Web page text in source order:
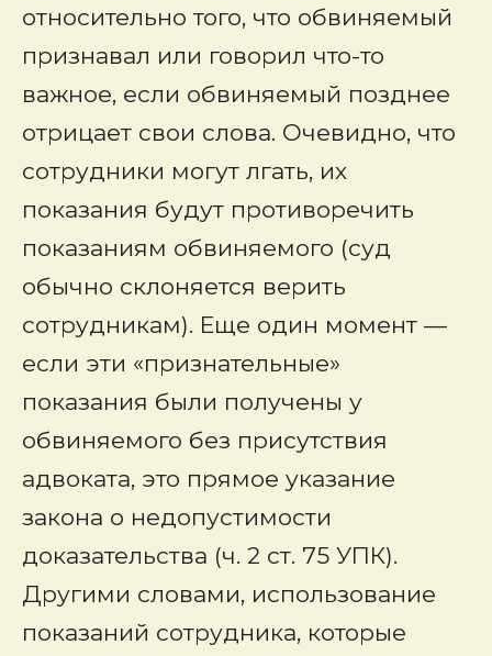
относительно того, что обвиняемый
признавал или говорил что-то
важное, если обвиняемый позднее
отрицает свои слова. Очевидно, что
сотрудники могут лгать, их
показания будут противоречить
показаниям обвиняемого (суд
обычно склоняется верить
сотрудникам). Еще один момент —
если эти «признательные»
показания были получены у
обвиняемого без присутствия
адвоката, это прямое указание
закона о недопустимости
доказательства (ч. 2 ст. 75 УПК).
Другими словами, использование
показаний сотрудника, которые